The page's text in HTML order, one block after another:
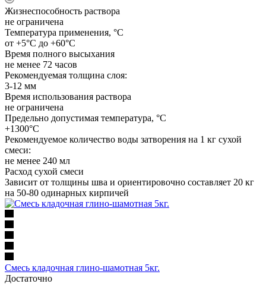
Жизнеспособность раствора
не ограничена
Температура применения, °C
от +5°С до +60°С
Время полного высыхания
не менее 72 часов
Рекомендуемая толщина слоя:
3-12 мм
Время использования раствора
не ограничена
Предельно допустимая температура, °C
+1300°С
Рекомендуемое количество воды затворения на 1 кг сухой
смеси:
не менее 240 мл
Расход сухой смеси
Зависит от толщины шва и ориентировочно составляет 20 кг
на 50-80 одинарных кирпичей
Смесь кладочная глино-шамотная 5кг.
Достаточно